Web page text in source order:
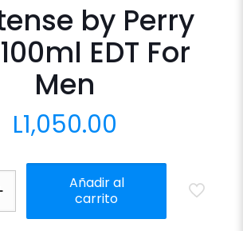
by Perry
EDT For
Men
L1,050.00
Añadir al
carrito